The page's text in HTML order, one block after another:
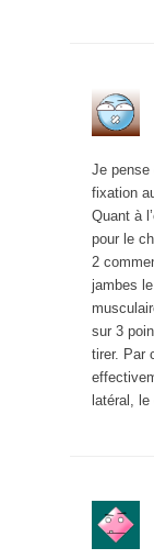
Je pense
fixation
Quant à
pour le
2
jambes
sur 3
tirer. Par
latéral,